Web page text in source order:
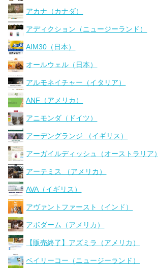
アカナ（カナダ）
アディクション（ニュージーランド）
AIM30（日本）
オールウェル（日本）
アルモネイチャー（イタリア）
ANF（アメリカ）
アニモンダ（ドイツ）
アーデングランジ （イギリス）
アーガイルディッシュ（オーストラリア）
アーテミス （アメリカ）
AVA（イギリス）
アヴァントファースト（インド）
アボダーム（アメリカ）
【販売終了】アズミラ（アメリカ）
ベイリーコー（ニュージーランド）